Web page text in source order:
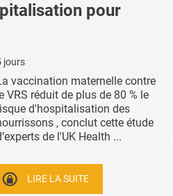
pour
jours
vaccination maternelle contre
VRS réduit de plus de 80 % le
d'hospitalisation des
, conclut cette étude
de l'UK Health ...
LIRE LA SUITE